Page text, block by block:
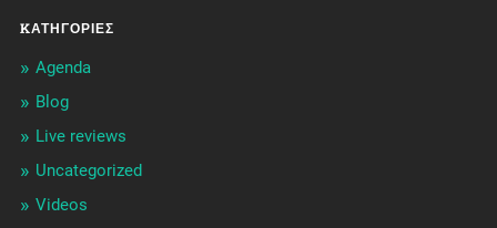
KΑΤΗΓΟΡΊΕΣ
Agenda
Blog
Live reviews
Uncategorized
Videos